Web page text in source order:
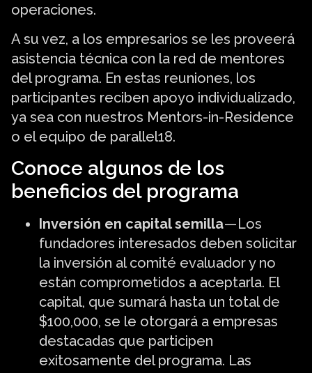
operaciones.
A su vez, a los empresarios se les proveerá
asistencia técnica con la red de mentores
del programa. En estas reuniones, los
participantes reciben apoyo individualizado,
ya sea con nuestros Mentors-in-Residence
o el equipo de parallel18.
Conoce algunos de los
beneficios del programa
Inversión en capital semilla— Los
fundadores interesados deben solicitar
la inversión al comité evaluador y no
están comprometidos a aceptarla. El
capital, que sumará hasta un total de
$100,000, se le otorgará a empresas
destacadas que participen
exitosamente del programa. Las